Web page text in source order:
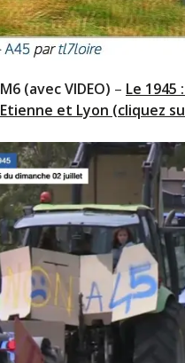
M6 (avec VIDEO) – Le
Etienne et Lyon (cliquez